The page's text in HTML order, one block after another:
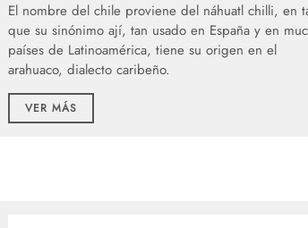
El nombre del chile proviene del náhuatl chilli, en
que su sinónimo ají, tan usado en España y en
países de Latinoamérica, tiene su origen en el
arahuaco, dialecto caribeño.
VER MÁS